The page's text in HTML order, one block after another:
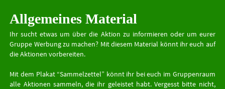
Allgemeines Material
Ihr sucht etwas um über die Aktion zu informieren oder um eurer
Gruppe Werbung zu machen? Mit diesem Material könnt ihr euch auf
die Aktionen vorbereiten.
Mit dem Plakat “Sammelzettel” könnt ihr bei euch im Gruppenraum
alle Aktionen sammeln, die ihr geleistet habt. Vergesst bitte nicht,